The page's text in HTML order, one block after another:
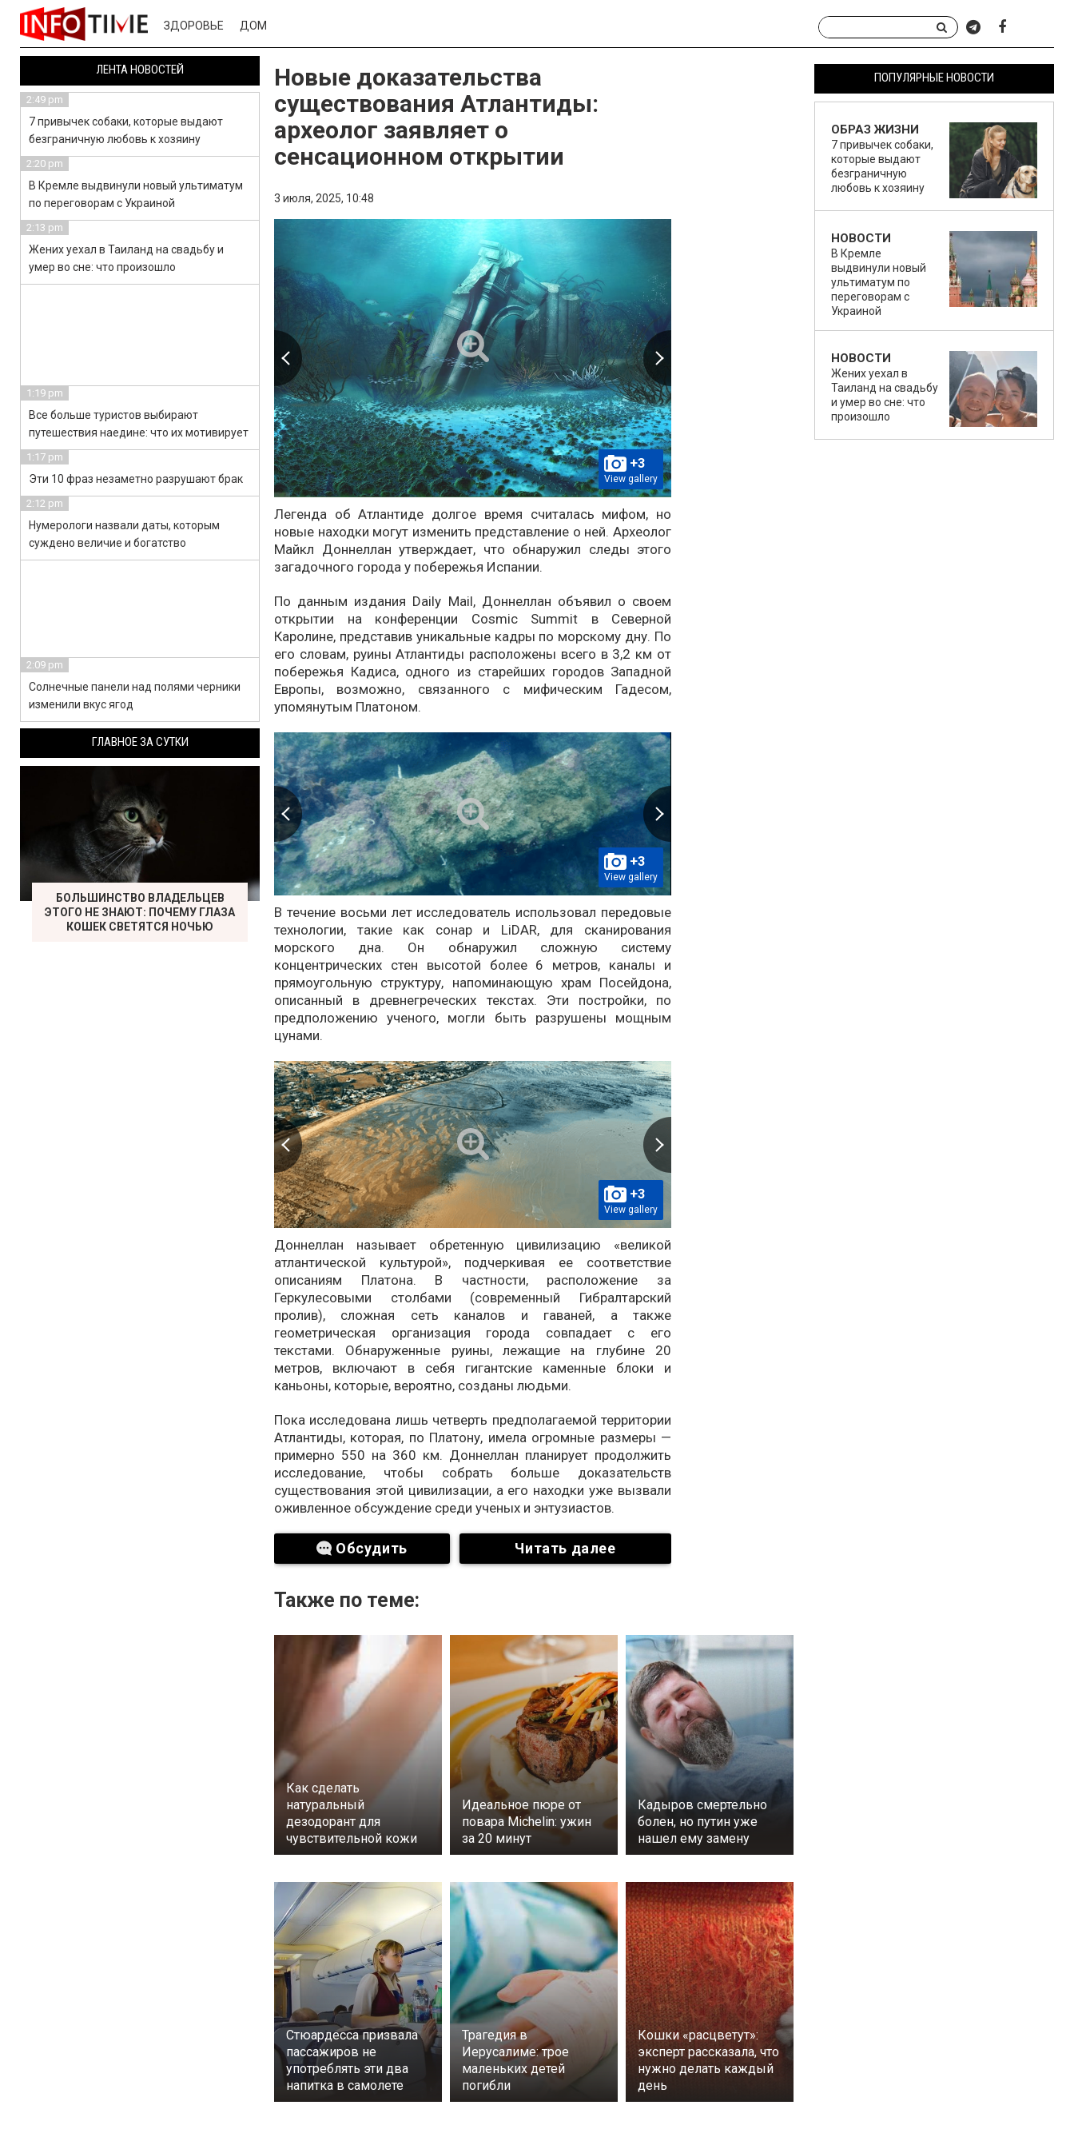
ЗДОРОВЬЕ ДОМ
Новые доказательства
существования Атлантиды:
археолог заявляет о
сенсационном открытии
3 июля, 2025, 10:48
+3
View gallery
Легенда об Атлантиде долгое время считалась мифом, но
новые находки могут изменить представление о ней. Археолог
Майкл Доннеллан утверждает, что обнаружил следы этого
загадочного города у побережья Испании.
По данным издания Daily Mail, Доннеллан объявил о своем
открытии на конференции Cosmic Summit в Северной
Каролине, представив уникальные кадры по морскому дну. По
его словам, руины Атлантиды расположены всего в 3,2 км от
побережья Кадиса, одного из старейших городов Западной
Европы, возможно, связанного с мифическим Гадесом,
упомянутым Платоном.
+3
View gallery
В течение восьми лет исследователь использовал передовые
технологии, такие как сонар и LiDAR, для сканирования
морского дна. Он обнаружил сложную систему
концентрических стен высотой более 6 метров, каналы и
прямоугольную структуру, напоминающую храм Посейдона,
описанный в древнегреческих текстах. Эти постройки, по
предположению ученого, могли быть разрушены мощным
цунами.
+3
View gallery
Доннеллан называет обретенную цивилизацию «великой
атлантической культурой», подчеркивая ее соответствие
описаниям Платона. В частности, расположение за
Геркулесовыми столбами (современный Гибралтарский
пролив), сложная сеть каналов и гаваней, а также
геометрическая организация города совпадает с его
текстами. Обнаруженные руины, лежащие на глубине 20
метров, включают в себя гигантские каменные блоки и
каньоны, которые, вероятно, созданы людьми.
Пока исследована лишь четверть предполагаемой территории
Атлантиды, которая, по Платону, имела огромные размеры —
примерно 550 на 360 км. Доннеллан планирует продолжить
исследование, чтобы собрать больше доказательств
существования этой цивилизации, а его находки уже вызвали
оживленное обсуждение среди ученых и энтузиастов.
Обсудить Читать далее
Также по теме:
Как сделать
натуральный
дезодорант для
чувствительной кожи
Идеальное пюре от
повара Michelin: ужин
за 20 минут
Кадыров смертельно
болен, но путин уже
нашел ему замену
Стюардесса призвала
пассажиров не
употреблять эти два
напитка в самолете
Трагедия в
Иерусалиме: трое
маленьких детей
погибли
Кошки «расцветут»:
эксперт рассказала, что
нужно делать каждый
день
ПОПУЛЯРНЫЕ НОВОСТИ
ОБРАЗ ЖИЗНИ
7 привычек собаки,
которые выдают
безграничную
любовь к хозяину
НОВОСТИ
В Кремле
выдвинули новый
ультиматум по
переговорам с
Украиной
НОВОСТИ
Жених уехал в
Таиланд на свадьбу
и умер во сне: что
произошло
ЛЕНТА НОВОСТЕЙ
2:49 pm
7 привычек собаки, которые выдают
безграничную любовь к хозяину
2:20 pm
В Кремле выдвинули новый ультиматум
по переговорам с Украиной
2:13 pm
Жених уехал в Таиланд на свадьбу и
умер во сне: что произошло
1:19 pm
Все больше туристов выбирают
путешествия наедине: что их мотивирует
1:17 pm
Эти 10 фраз незаметно разрушают брак
2:12 pm
Нумерологи назвали даты, которым
суждено величие и богатство
2:09 pm
Солнечные панели над полями черники
изменили вкус ягод
ГЛАВНОЕ ЗА СУТКИ
БОЛЬШИНСТВО ВЛАДЕЛЬЦЕВ
ЭТОГО НЕ ЗНАЮТ: ПОЧЕМУ ГЛАЗА
КОШЕК СВЕТЯТСЯ НОЧЬЮ